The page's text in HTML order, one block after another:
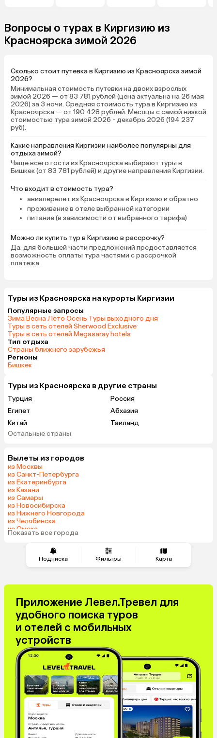
Подписка Фильтры Карта
Вопросы о турах в Киргизию из
Красноярска зимой 2026
Сколько стоит путевка в Киргизию из Красноярска зимой
2026?
Минимальная стоимость путевки на двоих взрослых
зимой 2026 — от 83 781 рублей (цена актуальна на 26 мая
2026) за 3 ночи. Средняя стоимость тура в Киргизию из
Красноярска — от 190 428 рублей. Месяцы с самой низкой
стоимостью тура зимой 2026 - декабрь 2026 (194 237
руб).
Какие направления Киргизии наиболее популярны для
отдыха зимой?
Чаще всего гости из Красноярска выбирают туры в
Бишкек (от 83 781 рублей) и другие направления Киргизии.
Что входит в стоимость тура?
авиаперелет из Красноярска в Киргизию и обратно
проживание в отеле выбранной категории
питание (в зависимости от выбранного тарифа)
Можно ли купить тур в Киргизию в рассрочку?
Да, для большей части предложений предоставляется
возможность оплаты тура частями с рассрочкой
платежа.
Туры из Красноярска на курорты Киргизии
Популярные запросы
Зима·Весна·Лето·Осень·Туры выходного дня·
Туры в сеть отелей Sherwood Exclusive·
Туры в сеть отелей Megasaray hotels
Тип отдыха
Страны ближнего зарубежья
Регионы
Бишкек
Туры из Красноярска в другие страны
Турция
Россия
Египет
Абхазия
Китай
Таиланд
Вьетнам
Армения
Шри-Ланка
Азербайджан
Катар
Саудовская Аравия
Остальные страны
Вылеты из городов
из Москвы
из Санкт-Петербурга
из Екатеринбурга
из Казани
из Самары
из Новосибирска
из Нижнего Новгорода
из Челябинска
из Омска
из Волгограда
Показать все города
Приложение Левел.Тревел для
удобного поиска туров
и отелей с мобильных
устройств